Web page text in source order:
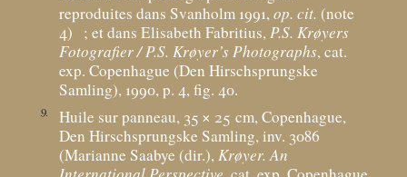
reproduites dans Svanholm 1991,op. cit. (note
4)
; et dans Elisabeth Fabritius,P.S. Krøyers
Fotografier / P.S. Krøyer’s Photographs, cat.
exp. Copenhague (Den Hirschsprungske
Samling), 1990, p. 4, fig. 40.
9 Huile sur panneau, 35 × 25 cm, Copenhague,
Den Hirschsprungske Samling, inv. 3086
(Marianne Saabye (dir.),Krøyer. An